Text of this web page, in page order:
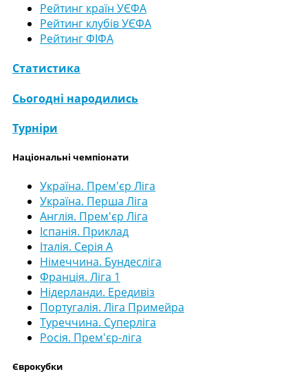
Рейтинг країн УЄФА
Рейтинг клубів УЄФА
Рейтинг ФІФА
Статистика
Сьогодні народились
Турніри
Національні чемпіонати
Україна. Прем'єр Ліга
Україна. Перша Ліга
Англія. Прем'єр Ліга
Іспанія. Приклад
Італія. Серія А
Німеччина. Бундесліга
Франція. Ліга 1
Нідерланди. Ередивіз
Португалія. Ліга Примейра
Туреччина. Суперліга
Росія. Прем'єр-ліга
Єврокубки